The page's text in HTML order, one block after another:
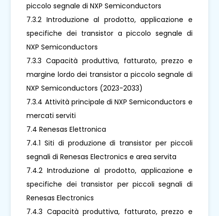
piccolo segnale di NXP Semiconductors
7.3.2 Introduzione al prodotto, applicazione e
specifiche dei transistor a piccolo segnale di
NXP Semiconductors
7.3.3 Capacità produttiva, fatturato, prezzo e
margine lordo dei transistor a piccolo segnale di
NXP Semiconductors (2023-2033)
7.3.4 Attività principale di NXP Semiconductors e
mercati serviti
7.4 Renesas Elettronica
7.4.1 Siti di produzione di transistor per piccoli
segnali di Renesas Electronics e area servita
7.4.2 Introduzione al prodotto, applicazione e
specifiche dei transistor per piccoli segnali di
Renesas Electronics
7.4.3 Capacità produttiva, fatturato, prezzo e